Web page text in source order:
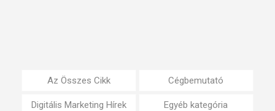
Az Összes Cikk Cégbemutató
Digitális Marketing Hírek Egyéb kategória